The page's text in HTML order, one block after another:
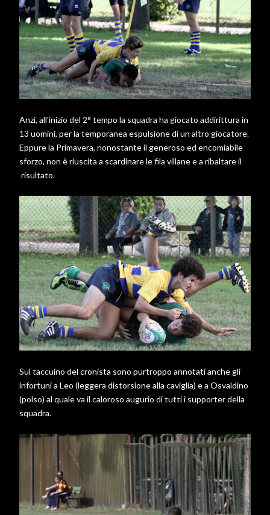
Anzi, all'inizio del 2° tempo la squadra ha giocato addirittura in
13 uomini, per la temporanea espulsione di un altro giocatore.
Eppure la Primavera, nonostante il generoso ed encomiabile
sforzo, non è riuscita a scardinare le fila villane e a ribaltare il
risultato.
Sul taccuino del cronista sono purtroppo annotati anche gli
infortuni a Leo (leggera distorsione alla caviglia) e a Osvaldino
(polso) al quale va il caloroso augurio di tutti i supporter della
squadra.